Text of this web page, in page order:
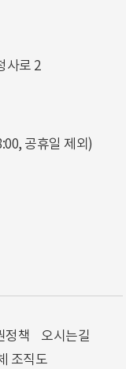
사로 2
공휴일 제외)
정책
오시는길
조직도